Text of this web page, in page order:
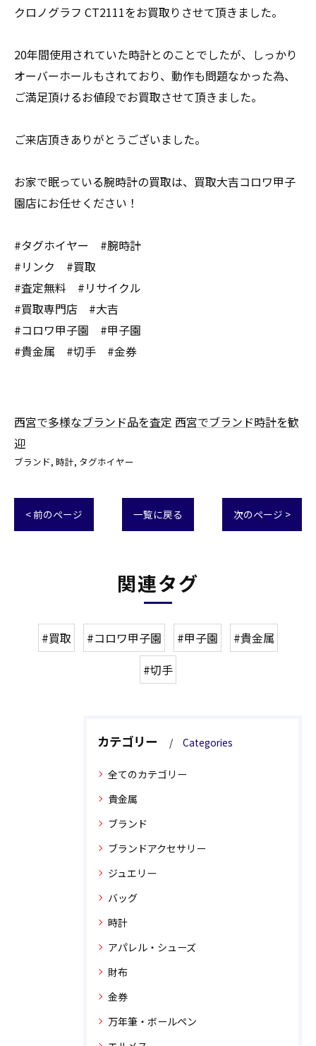
クロノグラフ CT2111をお買取りさせて頂きました。
20年間使用されていた時計とのことでしたが、しっかり
オーバーホールもされており、動作も問題なかった為、
ご満足頂けるお値段でお買取させて頂きました。
ご来店頂きありがとうございました。
お家で眠っている腕時計の買取は、買取大吉コロワ甲子
園店にお任せください！
#タグホイヤー #腕時計
#リンク #買取
#査定無料 #リサイクル
#買取専門店 #大吉
#コロワ甲子園 #甲子園
#貴金属 #切手 #金券
西宮で多様なブランド品を査定 西宮でブランド時計を歓
迎
ブランド 時計 タグホイヤー
< 前のページ 一覧に戻る 次のページ >
関連タグ
#買取 #コロワ甲子園 #甲子園
#貴金属
#切手
カテゴリー Categories
全てのカテゴリー
貴金属
ブランド
ブランドアクセサリー
ジュエリー
バッグ
時計
アパレル・シューズ
財布
金券
万年筆・ボールペン